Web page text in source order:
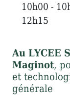
10h00 -
12h15
Au LYCEE
Maginot,
et
générale